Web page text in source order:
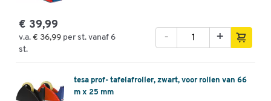
€ 39,99
v.a. € 36,99 per st. vanaf 6
st.
+
-
tesa prof- tafelafroller, zwart, voor rollen van 66
m x 25 mm